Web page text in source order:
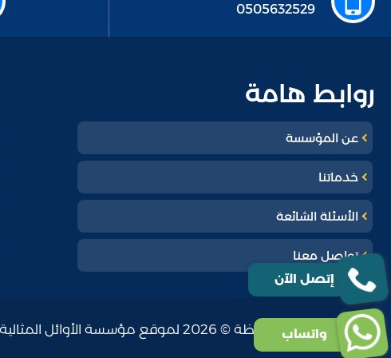
0505632529
روابط هامة
عن المؤسسة
خدماتنا
الأسئلة الشائعة
تواصل معنا
جميع الحقوق محفوظة © 2026 لموقع مؤسسة الأوائل المثالية
إتصل الآن
واتساب